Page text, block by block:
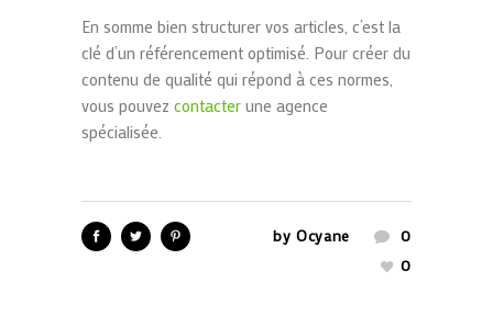
En somme bien structurer vos articles, c’est la
clé d’un référencement optimisé. Pour créer du
contenu de qualité qui répond à ces normes,
vous pouvez contacter une agence
spécialisée.
by Ocyane
0
0